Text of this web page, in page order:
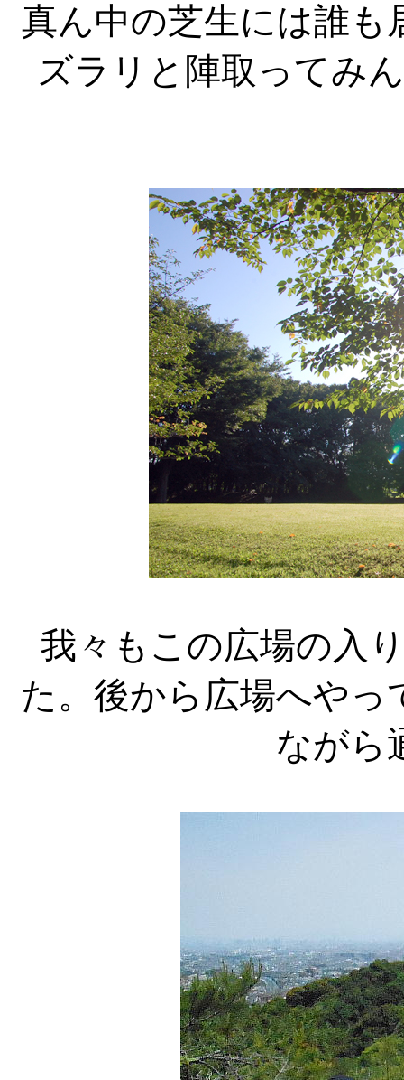
真ん中の芝生には誰も
ズラリと陣取ってみ
我々もこの広場の入
た。後から広場へや
ながら